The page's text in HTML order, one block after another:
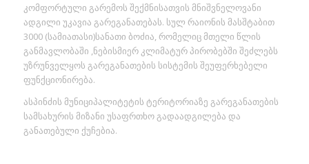
კომფორტული გარემოს შექმნისათვის მნიშვნელოვანი
ადგილი უკავია გარეგანათებას. სულ რაიონის მასშტაბით
3000 (სამიათასი)სანათი ბოძია, რომელიც მთელი წლის
განმავლობაში ,ნებისმიერ კლიმატურ პირობებში შეძლებს
უზრუნველყოს გარეგანათების სისტემის შეუფერხებელი
ფუნქციონირება.
ასპინძის მუნიციპალიტეტის ტერიტორიაზე გარეგანათების
სამსახურის მიზანი უსაფრთხო გადაადგილება და
განათებული ქუჩებია.